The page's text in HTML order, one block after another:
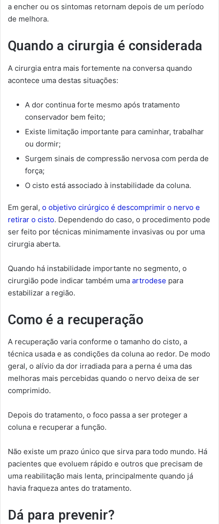
a encher ou os sintomas retornam depois de um período
de melhora.
Quando a cirurgia é considerada
A cirurgia entra mais fortemente na conversa quando
acontece uma destas situações:
A dor continua forte mesmo após tratamento
conservador bem feito;
Existe limitação importante para caminhar, trabalhar
ou dormir;
Surgem sinais de compressão nervosa com perda de
força;
O cisto está associado à instabilidade da coluna.
Em geral, o objetivo cirúrgico é descomprimir o nervo e
retirar o cisto. Dependendo do caso, o procedimento pode
ser feito por técnicas minimamente invasivas ou por uma
cirurgia aberta.
Quando há instabilidade importante no segmento, o
cirurgião pode indicar também uma artrodese para
estabilizar a região.
Como é a recuperação
A recuperação varia conforme o tamanho do cisto, a
técnica usada e as condições da coluna ao redor. De modo
geral, o alívio da dor irradiada para a perna é uma das
melhoras mais percebidas quando o nervo deixa de ser
comprimido.
Depois do tratamento, o foco passa a ser proteger a
coluna e recuperar a função.
Não existe um prazo único que sirva para todo mundo. Há
pacientes que evoluem rápido e outros que precisam de
uma reabilitação mais lenta, principalmente quando já
havia fraqueza antes do tratamento.
Dá para prevenir?